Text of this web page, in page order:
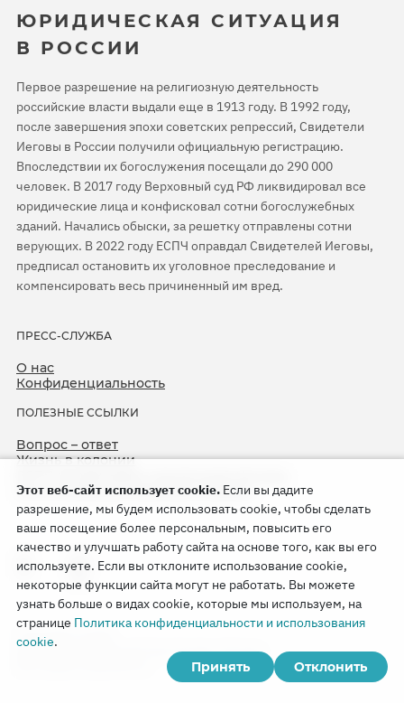
ЮРИДИЧЕСКАЯ СИТУАЦИЯ
В РОССИИ
Первое разрешение на религиозную деятельность
российские власти выдали еще в 1913 году. В 1992 году,
после завершения эпохи советских репрессий, Свидетели
Иеговы в России получили официальную регистрацию.
Впоследствии их богослужения посещали до 290 000
человек. В 2017 году Верховный суд РФ ликвидировал все
юридические лица и конфисковал сотни богослужебных
зданий. Начались обыски, за решетку отправлены сотни
верующих. В 2022 году ЕСПЧ оправдал Свидетелей Иеговы,
предписал остановить их уголовное преследование и
компенсировать весь причиненный им вред.
ПРЕСС-СЛУЖБА
О нас
Конфиденциальность
ПОЛЕЗНЫЕ ССЫЛКИ
Вопрос – ответ
Жизнь в колонии
75-я годовщина операции «Север»
Copyright © 2026
Watch Tower Bible and Tract Society of Korea.
Этот веб-сайт использует cookie. Если вы дадите
разрешение, мы будем использовать cookie, чтобы сделать
ваше посещение более персональным, повысить его
качество и улучшать работу сайта на основе того, как вы его
используете. Если вы отклоните использование cookie,
некоторые функции сайта могут не работать. Вы можете
узнать больше о видах cookie, которые мы используем, на
странице Политика конфиденциальности и использования
cookie.
Принять
Отклонить